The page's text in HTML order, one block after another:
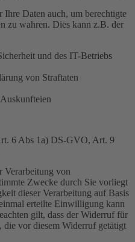
Daten auch, um berechtigte
zu wahren. Dies kann z.B. der
und des IT-Betriebs
von Straftaten
6 Abs 1a) DS-GVO, Art. 9
Verarbeitung von
Zwecke durch Sie vorliegt
dieser Verarbeitung auf Basis
erteilte Einwilligung kann
gilt, dass der Widerruf für
vor diesem Widerruf getätigt